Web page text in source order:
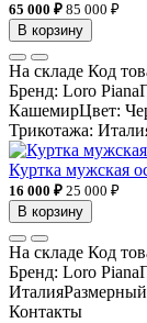
65 000 ₽ 85 000 ₽
В корзину
На складе Код
Бренд: Loro
КашемирЦвет:
Трикотажа:
Куртка мужская
16 000 ₽ 25 000 ₽
В корзину
На складе Код
Бренд: Loro
Контакты